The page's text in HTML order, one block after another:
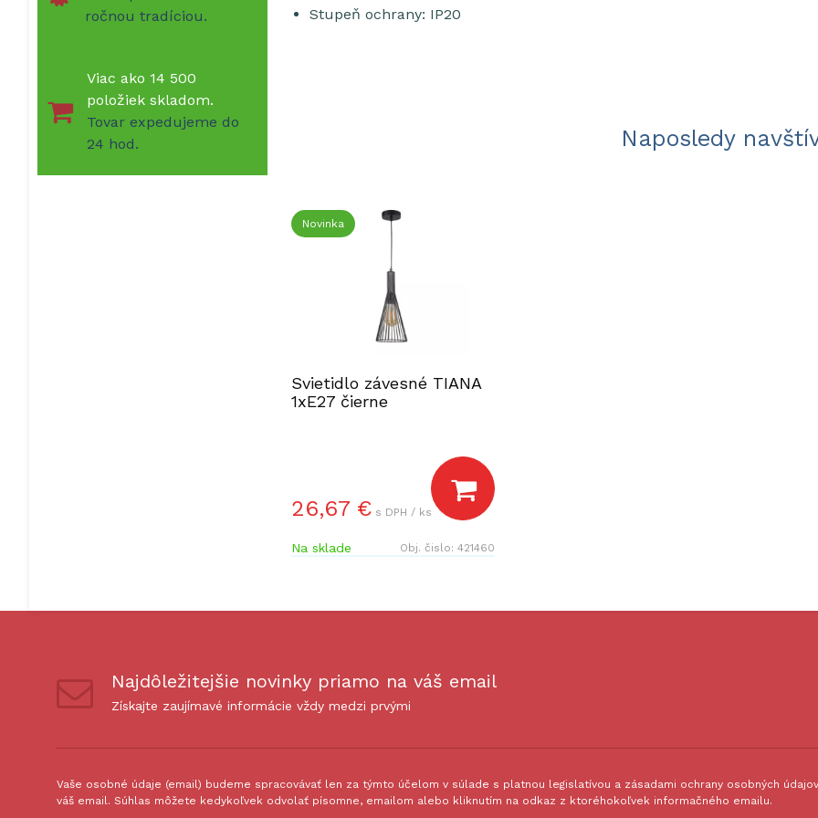
Stupeň ochrany: IP20
Naposledy
Novinka
Svietidlo závesné TIANA
1xE27 čierne
26,67 € s DPH / ks
Na sklade Obj. čislo:421460
ročnou tradíciou.
Viac ako 14 500
položiek skladom.
Tovar expedujeme do
24 hod.
Najdôležitejšie novinky priamo na váš email
Získajte zaujímavé informácie vždy medzi prvými
Vaše osobné údaje (email) budeme spracovávať len za týmto účelom v súlade s platnou legislatívou a zásadami ochrany osobných
váš email. Súhlas môžete kedykoľvek odvolať písomne, emailom alebo kliknutím na odkaz z ktoréhokoľvek informačného emailu.